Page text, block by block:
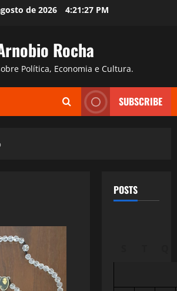
de 2026 4:21:28 PM
Rocha
Política, Economia e Cultura.
SUBSCRIBE
POSTS